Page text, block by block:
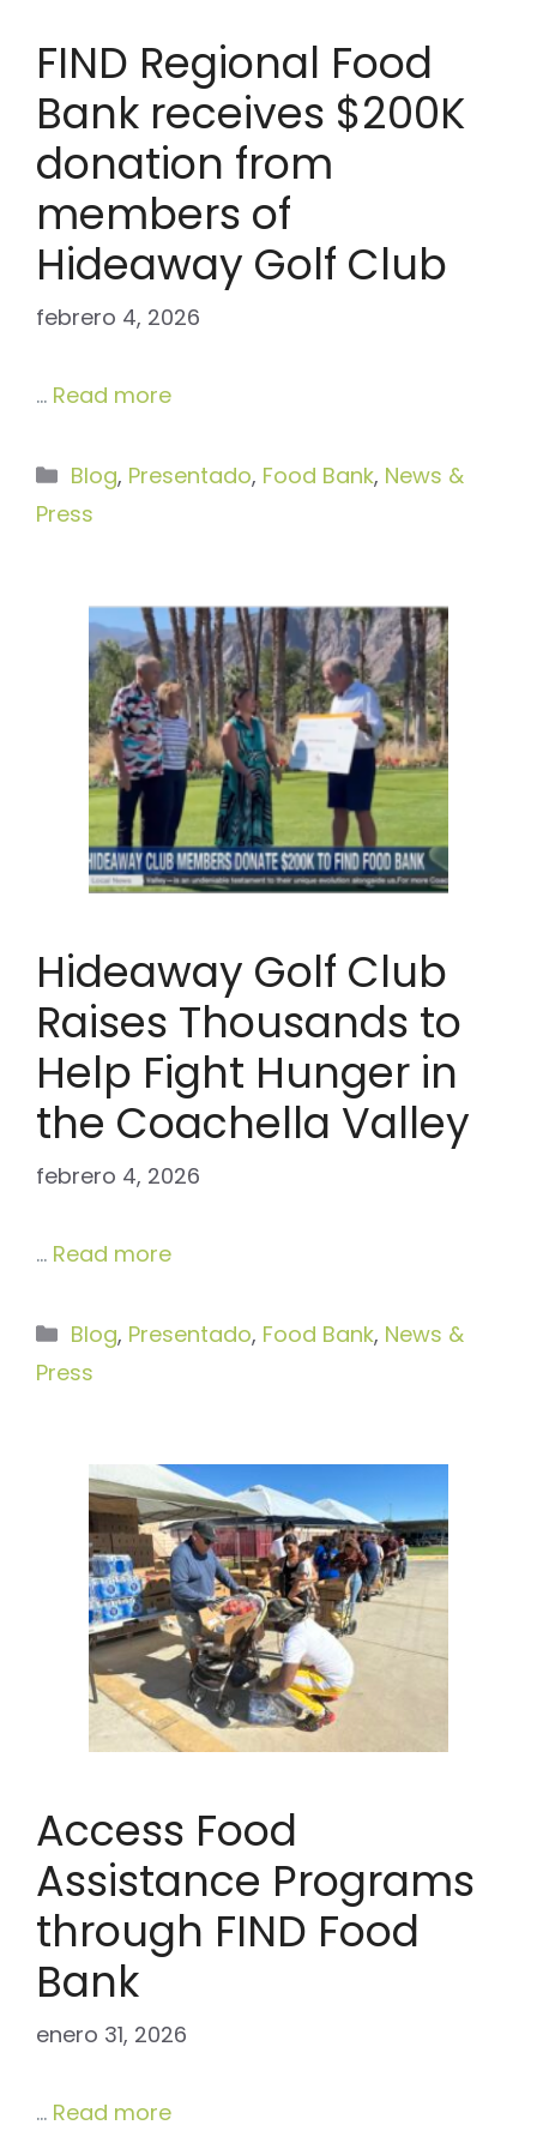
FIND Regional Food
Bank receives $200K
donation from
members of
Hideaway Golf Club
febrero 4, 2026
… Read more
Categorías
Blog, Presentado, Food Bank, News &
Press
Hideaway Golf Club
Raises Thousands to
Help Fight Hunger in
the Coachella Valley
febrero 4, 2026
… Read more
Categorías
Blog, Presentado, Food Bank, News &
Press
Access Food
Assistance Programs
through FIND Food
Bank
enero 31, 2026
… Read more